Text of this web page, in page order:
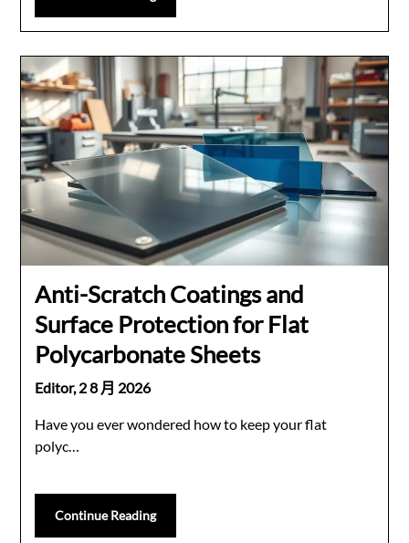
Anti-Scratch Coatings and
Surface Protection for Flat
Polycarbonate Sheets
Editor,2 8 月 2026
Have you ever wondered how to keep your flat
polyc…
Continue Reading